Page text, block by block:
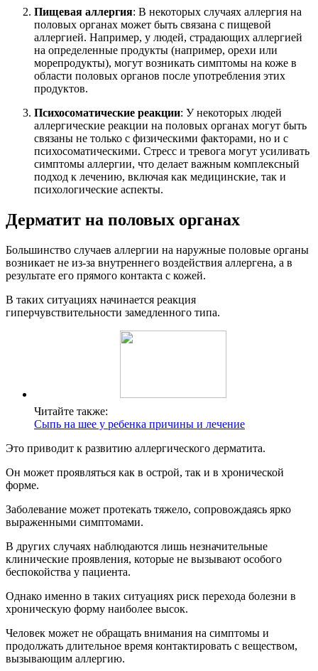
Пищевая аллергия: В некоторых случаях аллергия на
половых органах может быть связана с пищевой
аллергией. Например, у людей, страдающих аллергией
на определенные продукты (например, орехи или
морепродукты), могут возникать симптомы на коже в
области половых органов после употребления этих
продуктов.
Психосоматические реакции: У некоторых людей
аллергические реакции на половых органах могут быть
связаны не только с физическими факторами, но и с
психосоматическими. Стресс и тревога могут усиливать
симптомы аллергии, что делает важным комплексный
подход к лечению, включая как медицинские, так и
психологические аспекты.
Дерматит на половых органах
Большинство случаев аллергии на наружные половые органы
возникает не из-за внутреннего воздействия аллергена, а в
результате его прямого контакта с кожей.
В таких ситуациях начинается реакция
гиперчувствительности замедленного типа.
Читайте также:
Сыпь на шее у ребенка причины и лечение
Это приводит к развитию аллергического дерматита.
Он может проявляться как в острой, так и в хронической
форме.
Заболевание может протекать тяжело, сопровождаясь ярко
выраженными симптомами.
В других случаях наблюдаются лишь незначительные
клинические проявления, которые не вызывают особого
беспокойства у пациента.
Однако именно в таких ситуациях риск перехода болезни в
хроническую форму наиболее высок.
Человек может не обращать внимания на симптомы и
продолжать длительное время контактировать с веществом,
вызывающим аллергию.